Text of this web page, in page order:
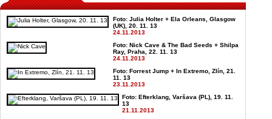
Foto: Julia Holter + Ela Orleans, Glasgow
(UK), 20. 11. 13
24.11.2013
Foto: Nick Cave & The Bad Seeds + Shilpa
Ray, Praha, 22. 11. 13
24.11.2013
Foto: Forrest Jump + In Extremo, Zlín, 21.
11. 13
23.11.2013
Foto: Efterklang, Varšava (PL), 19. 11.
13
21.11.2013